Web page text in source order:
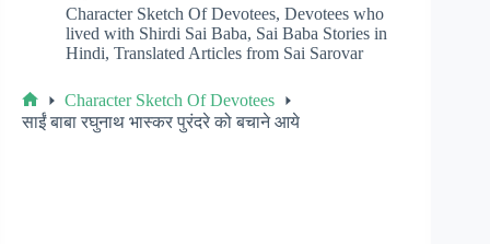
Character Sketch Of Devotees, Devotees who
lived with Shirdi Sai Baba, Sai Baba Stories in
Hindi, Translated Articles from Sai Sarovar
Home
Character Sketch Of Devotees
साईं बाबा रघुनाथ भास्कर पुरंदरे को बचाने आये